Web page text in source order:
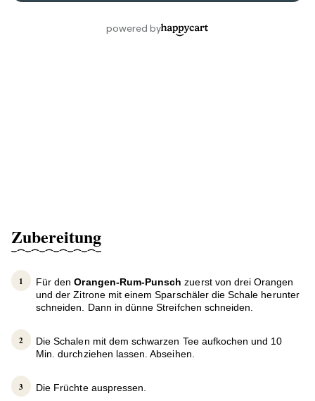
Zubereitung
Für denOrangen-Rum-Punsch zuerst von drei Orangen
und der Zitrone mit einem Sparschäler die Schale herunter
schneiden. Dann in dünne Streifchen schneiden.
Die Schalen mit dem schwarzen Tee aufkochen und 10
Min. durchziehen lassen. Abseihen.
Die Früchte auspressen.